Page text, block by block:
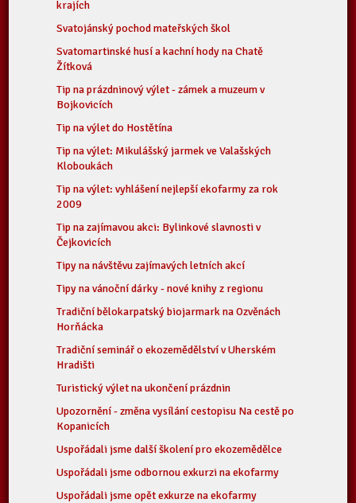
krajích
Svatojánský pochod mateřských škol
Svatomartinské husí a kachní hody na Chatě
Žítková
Tip na prázdninový výlet - zámek a muzeum v
Bojkovicích
Tip na výlet do Hostětína
Tip na výlet: Mikulášský jarmek ve Valašských
Kloboukách
Tip na výlet: vyhlášení nejlepší ekofarmy za rok
2009
Tip na zajímavou akci: Bylinkové slavnosti v
Čejkovicích
Tipy na návštěvu zajímavých letních akcí
Tipy na vánoční dárky - nové knihy z regionu
Tradiční bělokarpatský biojarmark na Ozvěnách
Horňácka
Tradiční seminář o ekozemědělství v Uherském
Hradišti
Turistický výlet na ukončení prázdnin
Upozornění - změna vysílání cestopisu Na cestě po
Kopanicích
Uspořádali jsme další školení pro ekozemědělce
Uspořádali jsme odbornou exkurzi na ekofarmy
Uspořádali jsme opět exkurze na ekofarmy